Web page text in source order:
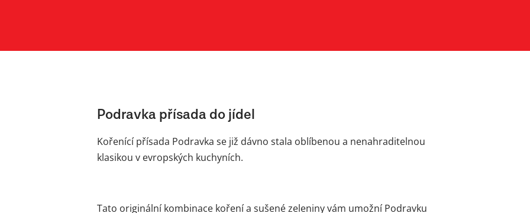
Podravka přísada do jídel
Kořenící přísada Podravka se již dávno stala oblíbenou a nenahraditelnou
klasikou v evropských kuchyních.
Tato originální kombinace koření a sušené zeleniny vám umožní Podravku